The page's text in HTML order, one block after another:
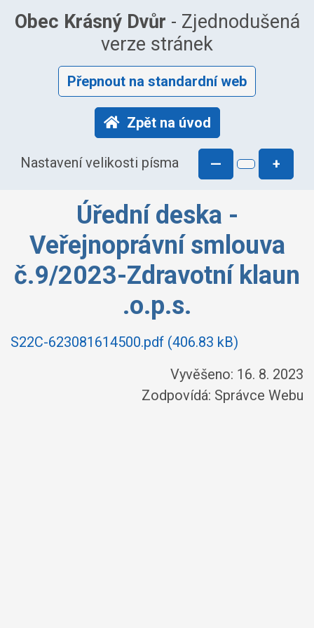
Obec Krásný Dvůr - Zjednodušená
verze stránek
Přepnout na standardní web
Zpět na úvod
Nastavení velikosti písma — +
Úřední deska -
Veřejnoprávní smlouva
č.9/2023-Zdravotní klaun
.o.p.s.
S22C-623081614500.pdf (406.83 kB)
Vyvěšeno: 16. 8. 2023
Zodpovídá: Správce Webu